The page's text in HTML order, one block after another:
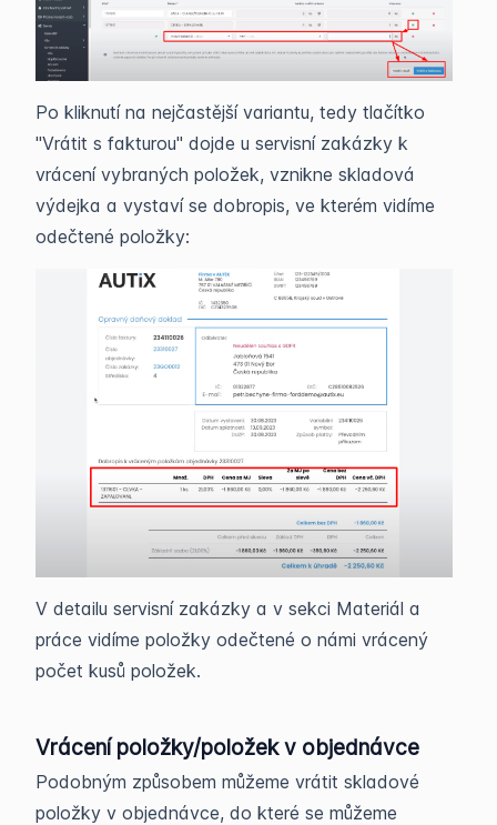
Po kliknutí na nejčastější variantu, tedy tlačítko
"Vrátit s fakturou" dojde u servisní zakázky k
vrácení vybraných položek, vznikne skladová
výdejka a vystaví se dobropis, ve kterém vidíme
odečtené položky:
V detailu servisní zakázky a v sekci Materiál a
práce vidíme položky odečtené o námi vrácený
počet kusů položek.
Vrácení položky/položek v objednávce
Podobným způsobem můžeme vrátit skladové
položky v objednávce, do které se můžeme